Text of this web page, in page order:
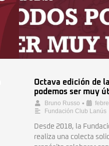
Octava edición de
podemos ser muy
Bruno Russo •
Fundación Club Lanús
Desde 2018, la
realiza una colecta